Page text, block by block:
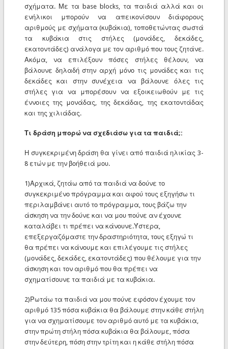
σχήματα. Με τα base blocks, τα παιδιά αλλά και οι
ενήλικοι μπορούν να απεικονίσουν διάφορους
αριθμούς με σχήματα (κυβάκια), τοποθετώντας σωστά
τα κυβάκια στις στήλες (μονάδες, δεκάδες,
εκατοντάδες) ανάλογα με τον αριθμό που τους ζητάνε.
Ακόμα, να επιλέξουν πόσες στήλες θέλουν, να
βάλουνε δηλαδή στην αρχή μόνο τις μονάδες και τις
δεκάδες και στην συνέχεια να βάλουνε όλες τις
στήλες για να μπορέσουν να εξοικειωθούν με τις
έννοιες της μονάδας, της δεκάδας, της εκατοντάδας
και της χιλιάδας.
Τι δράση μπορώ να σχεδιάσω για τα παιδιά;:
Η συγκεκριμένη δράση θα γίνει από παιδιά ηλικίας 3-
8 ετών με την βοήθειά μου.
1)Αρχικά, ζητάω από τα παιδιά να δούνε το
συγκεκριμένο πρόγραμμα και αφού τους εξηγήσω τι
περιλαμβάνει αυτό το πρόγραμμα, τους βάζω την
άσκηση να την δούνε και να μου πούνε αν έχουνε
καταλάβει τι πρέπει να κάνουνε.Ύστερα,
επεξεργαζόμαστε την δραστηριότητα, τους εξηγώ τι
θα πρέπει να κάνουμε και επιλέγουμε τις στήλες
(μονάδες, δεκάδες, εκατοντάδες) που θέλουμε για την
άσκηση και τον αριθμό που θα πρέπει να
σχηματίσουνε τα παιδιά με τα κυβάκια.
2)Ρωτάω τα παιδιά να μου πούνε εφόσον έχουμε τον
αριθμό 135 πόσα κυβάκια θα βάλουμε στην κάθε στήλη
για να σχηματίσουμε τον αριθμό αυτό με τα κυβάκια,
στην πρώτη στήλη πόσα κυβάκια θα βάλουμε, πόσα
στην δεύτερη, πόση στην τρίτη και η κάθε στήλη πόσα